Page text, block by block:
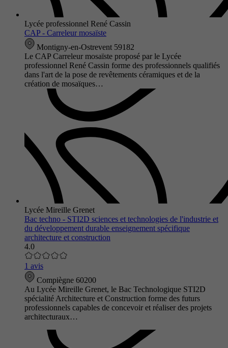
Lycée professionnel René Cassin
CAP - Carreleur mosaïste
Montigny-en-Ostrevent 59182
Le CAP Carreleur mosaïste proposé par le Lycée
professionnel René Cassin forme des professionnels qualifiés
dans l'art de la pose de revêtements céramiques et de la
création de mosaïques…
Lycée Mireille Grenet
Bac techno - STI2D sciences et technologies de l'industrie et
du développement durable enseignement spécifique
architecture et construction
4.0
1 avis
Compiègne 60200
Au Lycée Mireille Grenet, le Bac Technologique STI2D
spécialité Architecture et Construction forme des futurs
professionnels capables de concevoir et réaliser des projets
architecturaux…